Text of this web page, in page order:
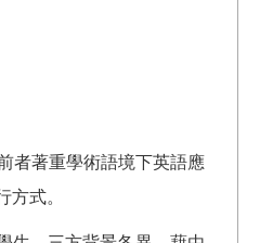
者著重學術語境下英語應
式。